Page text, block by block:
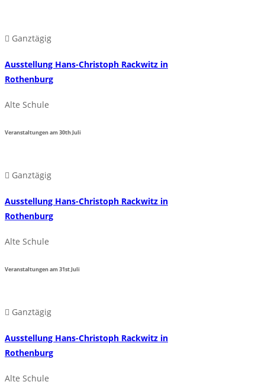
Ganztägig
Ausstellung Hans-Christoph Rackwitz in
Rothenburg
Alte Schule
Veranstaltungen am30thJuli
Ganztägig
Ausstellung Hans-Christoph Rackwitz in
Rothenburg
Alte Schule
Veranstaltungen am31stJuli
Ganztägig
Ausstellung Hans-Christoph Rackwitz in
Rothenburg
Alte Schule